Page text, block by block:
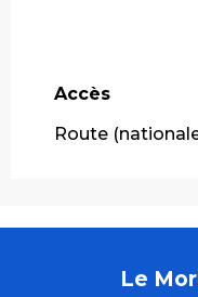
Accès
Accès
Route
Le